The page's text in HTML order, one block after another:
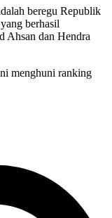
beregu Republik
berhasil
Ahsan dan Hendra
menghuni ranking